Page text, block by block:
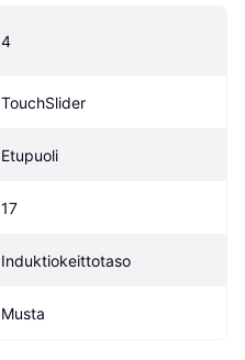
4
TouchSlider
Etupuoli
17
Induktiokeittotaso
Musta